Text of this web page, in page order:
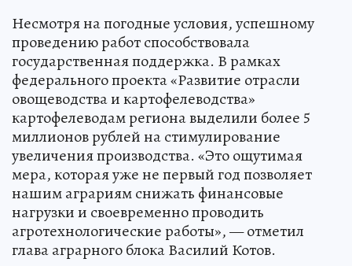
Несмотря на погодные условия, успешному
проведению работ способствовала
государственная поддержка. В рамках
федерального проекта «Развитие отрасли
овощеводства и картофелеводства»
картофелеводам региона выделили более 5
миллионов рублей на стимулирование
увеличения производства. «Это ощутимая
мера, которая уже не первый год позволяет
нашим аграриям снижать финансовые
нагрузки и своевременно проводить
агротехнологические работы», — отметил
глава аграрного блока Василий Котов.